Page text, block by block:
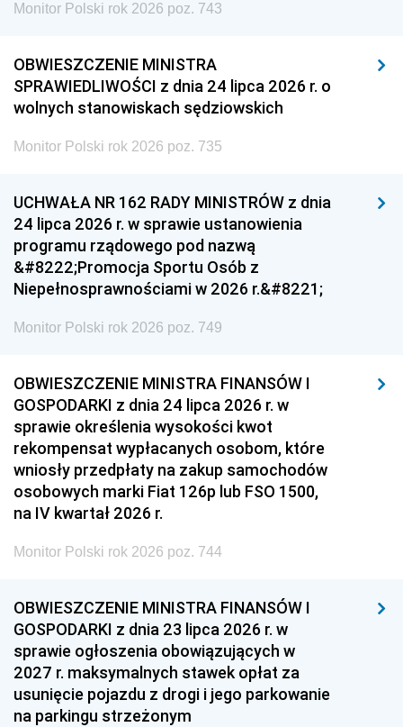
Monitor Polski rok 2026 poz. 743
OBWIESZCZENIE MINISTRA
SPRAWIEDLIWOŚCI z dnia 24 lipca 2026 r. o
wolnych stanowiskach sędziowskich
Monitor Polski rok 2026 poz. 735
UCHWAŁA NR 162 RADY MINISTRÓW z dnia
24 lipca 2026 r. w sprawie ustanowienia
programu rządowego pod nazwą
&#8222;Promocja Sportu Osób z
Niepełnosprawnościami w 2026 r.&#8221;
Monitor Polski rok 2026 poz. 749
OBWIESZCZENIE MINISTRA FINANSÓW I
GOSPODARKI z dnia 24 lipca 2026 r. w
sprawie określenia wysokości kwot
rekompensat wypłacanych osobom, które
wniosły przedpłaty na zakup samochodów
osobowych marki Fiat 126p lub FSO 1500,
na IV kwartał 2026 r.
Monitor Polski rok 2026 poz. 744
OBWIESZCZENIE MINISTRA FINANSÓW I
GOSPODARKI z dnia 23 lipca 2026 r. w
sprawie ogłoszenia obowiązujących w
2027 r. maksymalnych stawek opłat za
usunięcie pojazdu z drogi i jego parkowanie
na parkingu strzeżonym